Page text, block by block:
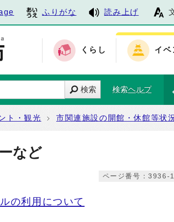
ふりがな 読み上げ
くらし イベ
検索 検索ヘルプ
ト・観光 市関連施設の開館・休館等状
など
ページ番号：
の利用について